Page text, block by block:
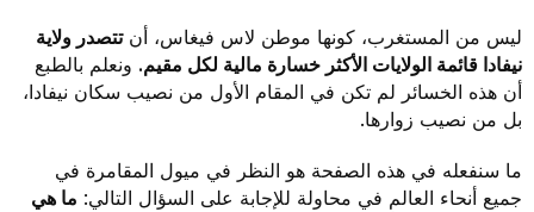
ليس من المستغرب، كونها موطن لاس فيغاس، أنتتصدر ولاية
نيفادا قائمة الولايات الأكثر خسارة مالية لكل مقيم.ونعلم بالطبع
أن هذه الخسائر لم تكن في المقام الأول من نصيب سكان نيفادا،
بل من نصيب زوارها.
ما سنفعله في هذه الصفحة هو النظر في ميول المقامرة في
جميع أنحاء العالم في محاولة للإجابة على السؤال التالي:ما هي